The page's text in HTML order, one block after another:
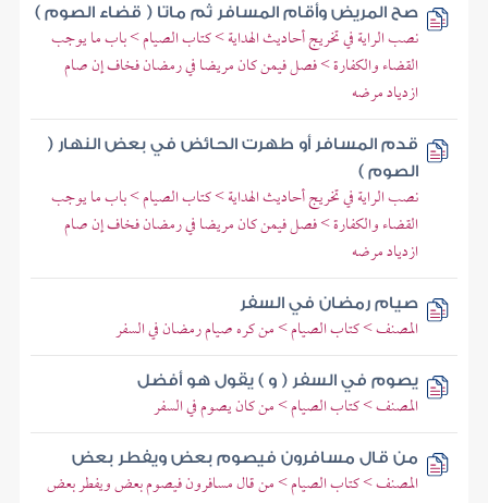
صح المريض وأقام المسافر ثم ماتا ( قضاء الصوم )
نصب الراية في تخريج أحاديث الهداية > كتاب الصيام > باب ما يوجب
القضاء والكفارة > فصل فيمن كان مريضا في رمضان فخاف إن صام
ازدياد مرضه
قدم المسافر أو طهرت الحائض في بعض النهار (
الصوم )
نصب الراية في تخريج أحاديث الهداية > كتاب الصيام > باب ما يوجب
القضاء والكفارة > فصل فيمن كان مريضا في رمضان فخاف إن صام
ازدياد مرضه
صيام رمضان في السفر
المصنف > كتاب الصيام > من كره صيام رمضان في السفر
يصوم في السفر ( و ) يقول هو أفضل
المصنف > كتاب الصيام > من كان يصوم في السفر
من قال مسافرون فيصوم بعض ويفطر بعض
المصنف > كتاب الصيام > من قال مسافرون فيصوم بعض ويفطر بعض